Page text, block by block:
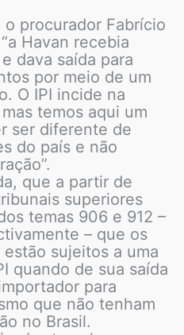
procurador Fabrício
Havan recebia
dava saída para
por meio de um
O IPI incide na
temos aqui um
ser diferente de
do país e não
que a partir de
superiores
temas 906 e 912 –
– que os
sujeitos a uma
quando de sua saída
para
que não tenham
no Brasil.